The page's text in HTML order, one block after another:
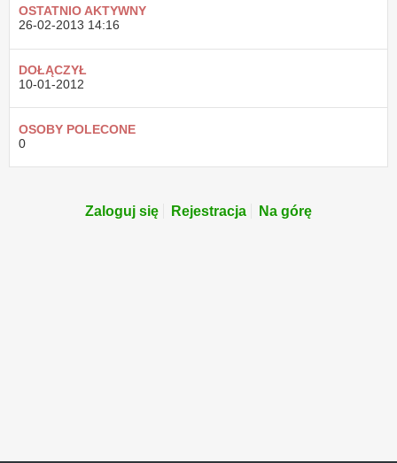
OSTATNIO AKTYWNY
26-02-2013 14:16
DOŁĄCZYŁ
10-01-2012
OSOBY POLECONE
0
Zaloguj się Rejestracja Na górę